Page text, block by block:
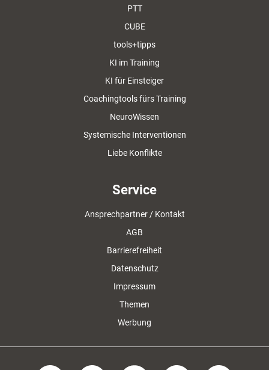
PTT
CUBE
tools+tipps
KI im Training
KI für Einsteiger
Coachingtools fürs Training
NeuroWissen
Systemische Interventionen
Liebe Konflikte
Service
Ansprechpartner / Kontakt
AGB
Barrierefreiheit
Datenschutz
Impressum
Themen
Werbung